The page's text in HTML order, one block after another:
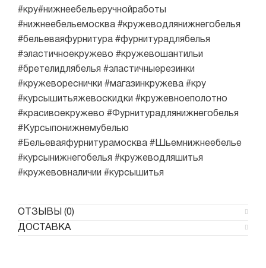
#кру#нижнеебельеручнойработы
#нижнеебельемосква #кружеводлянижнегобелья
#бельеваяфурнитура #фурнитурадлябелья
#эластичноекружево #кружевошантильи
#бретелидлябелья #эластичныерезинки
#кружевореснички #магазинкружева #кру
#курсышитьяжевоскидки #кружевноеполотно
#красивоекружево #Фурнитурадлянижнегобелья
#Курсыпонижнемубелью
#Бельеваяфурнитурамосква #Шьемнижнеебелье
#курсынижнегобелья #кружеводляшитья
#кружевовналичии #курсышитья
ОТЗЫВЫ (0)
ДОСТАВКА